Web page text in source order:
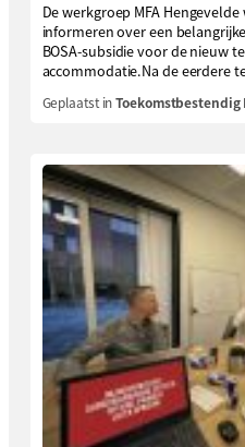
De werkgroep MFA
informeren over een
BOSA-subsidie voor de nieuw
accommodatie.Na de eerdere
Geplaatst inToekomstbestendig